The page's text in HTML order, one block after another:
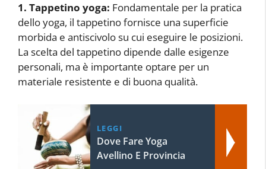
1. Tappetino yoga: Fondamentale per la pratica
dello yoga, il tappetino fornisce una superficie
morbida e antiscivolo su cui eseguire le posizioni.
La scelta del tappetino dipende dalle esigenze
personali, ma è importante optare per un
materiale resistente e di buona qualità.
LEGGI
Dove Fare Yoga
Avellino E Provincia